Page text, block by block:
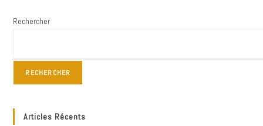
Rechercher
RECHERCHER
Articles Récents